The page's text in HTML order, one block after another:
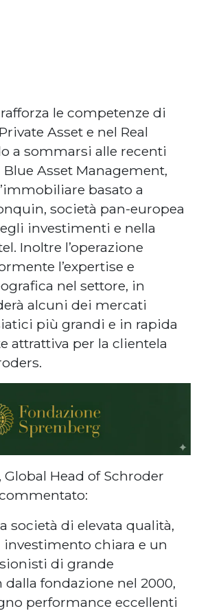
le competenze di
Asset e nel Real
a sommarsi alle recenti
Asset Management,
basato a
società pan-europea
investimenti e nella
Inoltre l’operazione
l’expertise e
nel settore, in
alcuni dei mercati
più grandi e in rapida
attrattiva per la clientela
Head of Schroder
società di elevata qualità,
chiara e un
di grande
dalla fondazione nel 2000,
performance eccellenti